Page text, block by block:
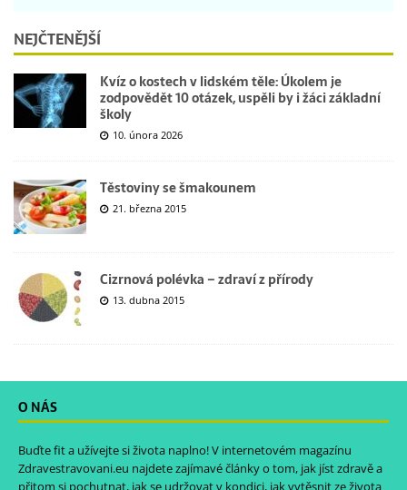
NEJČTENĚJŠÍ
Kvíz o kostech v lidském těle: Úkolem je
zodpovědět 10 otázek, uspěli by i žáci základní
školy
10. února 2026
Těstoviny se šmakounem
21. března 2015
Cizrnová polévka – zdraví z přírody
13. dubna 2015
O NÁS
Buďte fit a užívejte si života naplno! V internetovém magazínu
Zdravestravovani.eu najdete zajímavé články o tom, jak jíst zdravě a
přitom si pochutnat, jak se udržovat v kondici, jak vytěsnit ze života